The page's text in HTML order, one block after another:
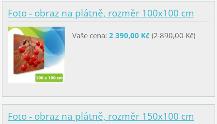
Foto - obraz na plátně, rozměr 100x100 cm
Vaše cena: 2 390,00 Kč(2 890,00 Kč)
Foto - obraz na plátně, rozměr 150x100 cm